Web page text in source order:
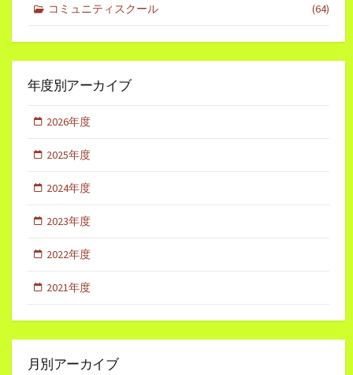
コミュニティスクール (64)
年度別アーカイブ
2026年度
2025年度
2024年度
2023年度
2022年度
2021年度
月別アーカイブ